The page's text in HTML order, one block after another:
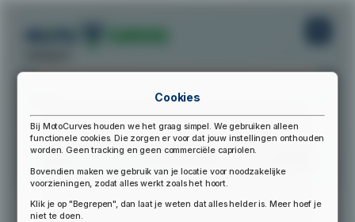
▲
Cookies
Bij MotoCurves houden we het graag simpel. We gebruiken alleen
functionele cookies. Die zorgen er voor dat jouw instellingen onthouden
worden. Geen tracking en geen commerciële capriolen.
Bovendien maken we gebruik van je locatie voor noodzakelijke
voorzieningen, zodat alles werkt zoals het hoort.
Klik je op "Begrepen", dan laat je weten dat alles helder is. Meer hoef je
niet te doen.